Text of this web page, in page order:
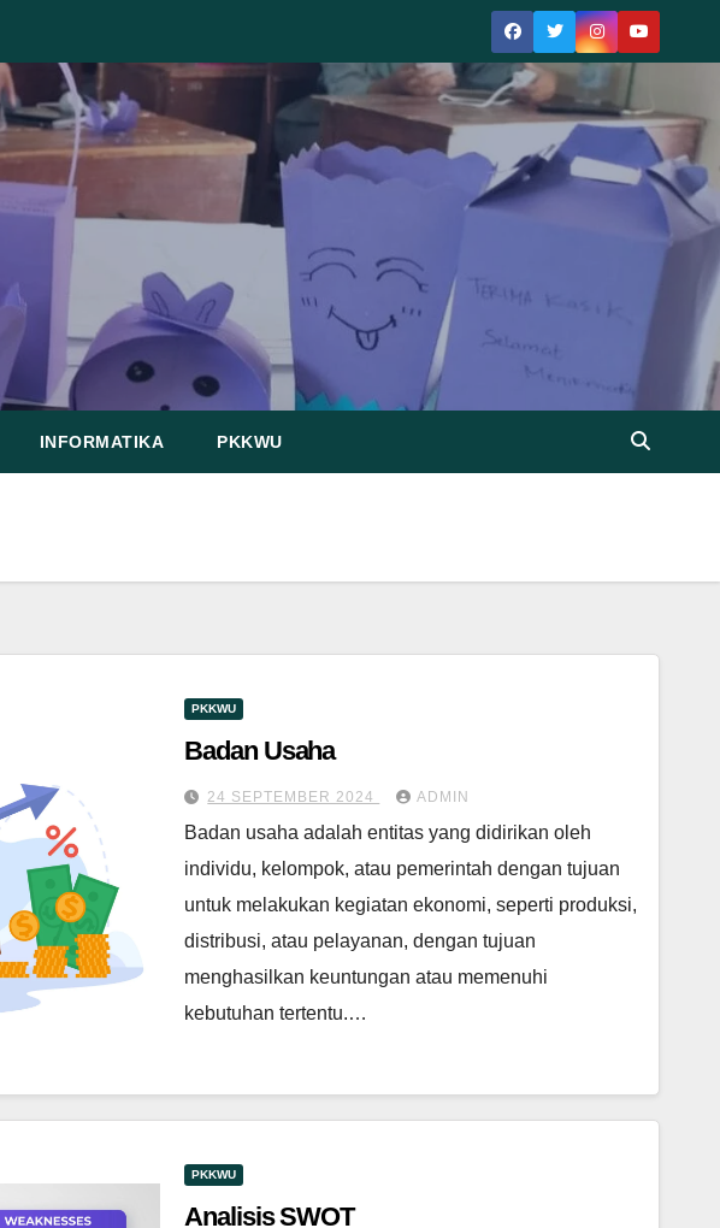
INFORMATIKA PKKWU
PKKWU
Badan Usaha
24 SEPTEMBER 2024 ADMIN
Badan usaha adalah entitas yang didirikan oleh
individu, kelompok, atau pemerintah dengan tujuan
untuk melakukan kegiatan ekonomi, seperti produksi,
distribusi, atau pelayanan, dengan tujuan
menghasilkan keuntungan atau memenuhi
kebutuhan tertentu.…
PKKWU
Analisis SWOT